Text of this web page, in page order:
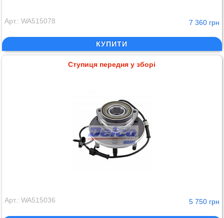
Арт.: WA515078 7 360 грн
КУПИТИ
Ступиця передня у зборі
Арт.: WA515036 5 750 грн